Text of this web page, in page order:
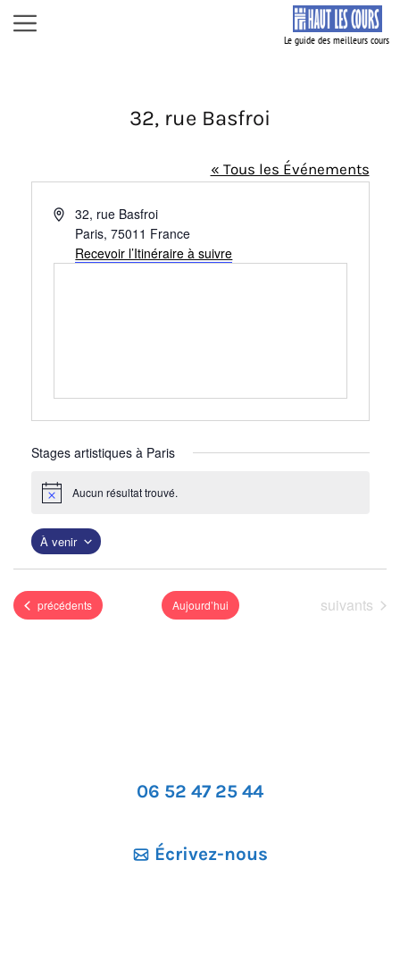
Aller
au
Menu
32, rue Basfroi
« Tous les Événements
A
32, rue Basfroi
Paris, 75011 France
Recevoir l’Itinéraire à suivre
Stages artistiques à Paris
N
t
i
c
e
Aucun résultat trouvé.
À venir
S
é
l
Événements
précédents Aujourd’hui Événements
suivants
06 52 47 25 44
Écrivez-nous